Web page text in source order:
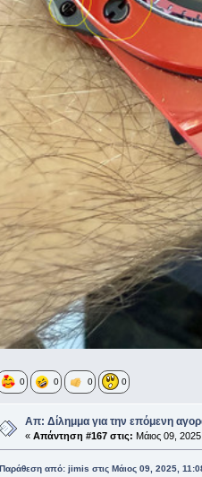
0 0 0 0
Απ: Δίλημμα για την επόμενη
« Απάντηση #167 στις: Μάιος 09,
Παράθεση από: jimis στις Μάιος 09, 2025,